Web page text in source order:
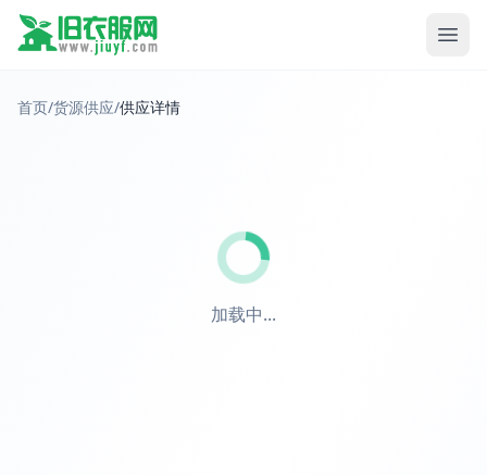
首页/货源供应/供应详情
加载中...